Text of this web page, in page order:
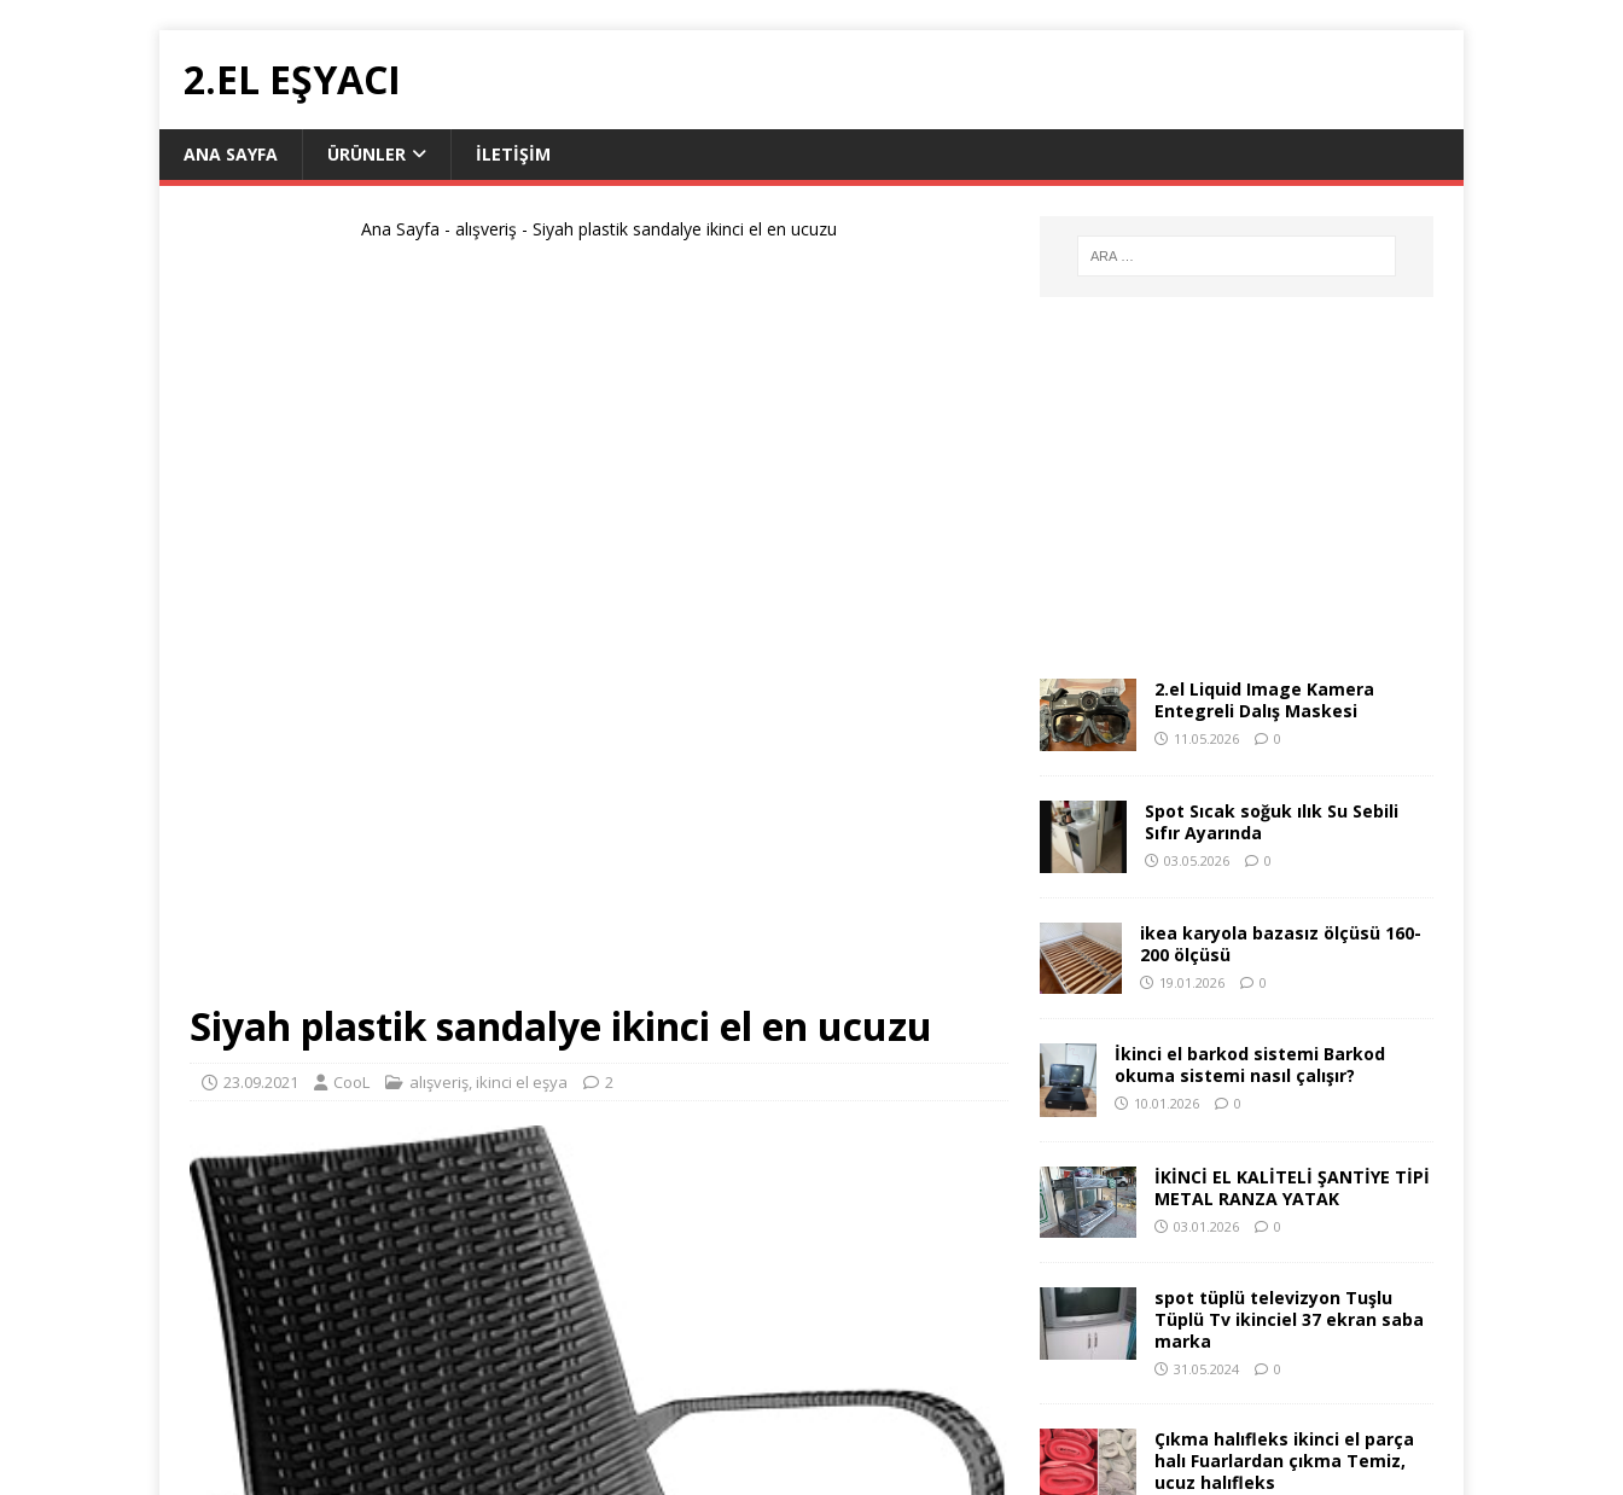
2.EL EŞYACI
ANA SAYFA ÜRÜNLER ILETIŞIM
Ana Sayfa -alışveriş -Siyah plastik sandalye ikinci el en ucuzu
Siyah plastik sandalye ikinci el en ucuzu
23.09.2021 CooL alışveriş, ikinci el eşya 2
2.el Liquid Image Kamera
Entegreli Dalış Maskesi
11.05.2026 0
Spot Sıcak soğuk ılık Su Sebili
Sıfır Ayarında
03.05.2026 0
ikea karyola bazasız ölçüsü 160-
200 ölçüsü
19.01.2026 0
İkinci el barkod sistemi Barkod
okuma sistemi nasıl çalışır?
10.01.2026 0
İKİNCİ EL KALİTELİ ŞANTİYE TİPİ
METAL RANZA YATAK
03.01.2026 0
spot tüplü televizyon Tuşlu
Tüplü Tv ikinciel 37 ekran saba
marka
31.05.2024 0
Çıkma halıfleks ikinci el parça
halı Fuarlardan çıkma Temiz,
ucuz halıfleks